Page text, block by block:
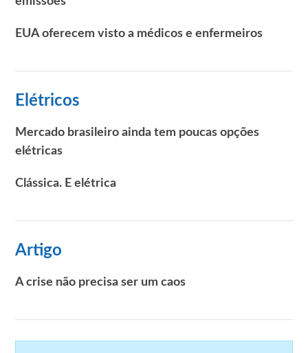
EUA oferecem visto a médicos e enfermeiros
Elétricos
Mercado brasileiro ainda tem poucas opções
elétricas
Clássica. E elétrica
Artigo
A crise não precisa ser um caos